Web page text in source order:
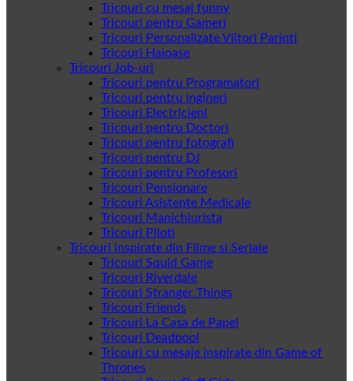
Tricouri cu mesaj funny
Tricouri pentru Gameri
Tricouri Personalizate Viitori Parinti
Tricouri Haioase
Tricouri Job-uri
Tricouri pentru Programatori
Tricouri pentru ingineri
Tricouri Electricieni
Tricouri pentru Doctori
Tricouri pentru fotografi
Tricouri pentru DJ
Tricouri pentru Profesori
Tricouri Pensionare
Tricouri Asistente Medicale
Tricouri Manichiurista
Tricouri Piloti
Tricouri inspirate din Filme si Seriale
Tricouri Squid Game
Tricouri Riverdale
Tricouri Stranger Things
Tricouri Friends
Tricouri La Casa de Papel
Tricouri Deadpool
Tricouri cu mesaje inspirate din Game of
Thrones